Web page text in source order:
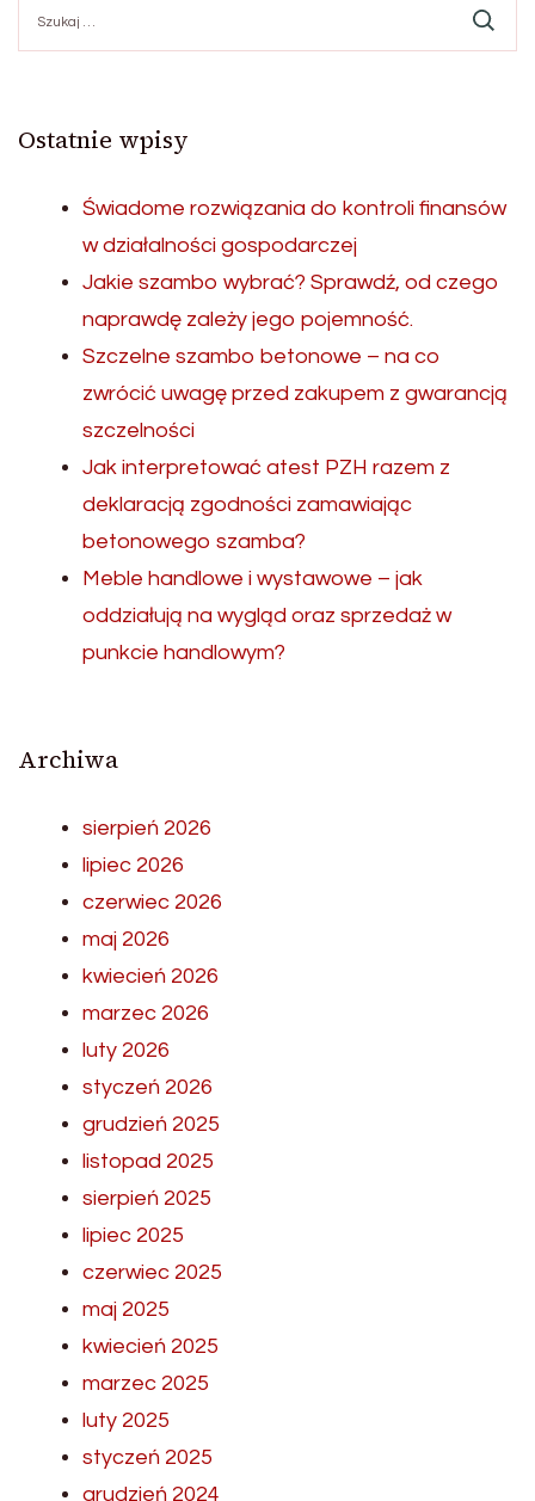
Ostatnie wpisy
Świadome rozwiązania do kontroli finansów
w działalności gospodarczej
Jakie szambo wybrać? Sprawdź, od czego
naprawdę zależy jego pojemność.
Szczelne szambo betonowe – na co
zwrócić uwagę przed zakupem z gwarancją
szczelności
Jak interpretować atest PZH razem z
deklaracją zgodności zamawiając
betonowego szamba?
Meble handlowe i wystawowe – jak
oddziałują na wygląd oraz sprzedaż w
punkcie handlowym?
Archiwa
sierpień 2026
lipiec 2026
czerwiec 2026
maj 2026
kwiecień 2026
marzec 2026
luty 2026
styczeń 2026
grudzień 2025
listopad 2025
sierpień 2025
lipiec 2025
czerwiec 2025
maj 2025
kwiecień 2025
marzec 2025
luty 2025
styczeń 2025
grudzień 2024